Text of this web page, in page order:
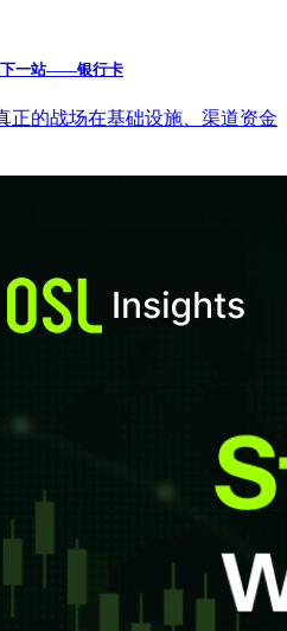
下一站——银行卡
的战场在基础设施、渠道资金